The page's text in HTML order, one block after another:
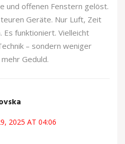
und offenen Fenstern gelöst.
Geräte. Nur Luft, Zeit
Es funktioniert. Vielleicht
– sondern weniger
Geduld.
2025 AT 04:06